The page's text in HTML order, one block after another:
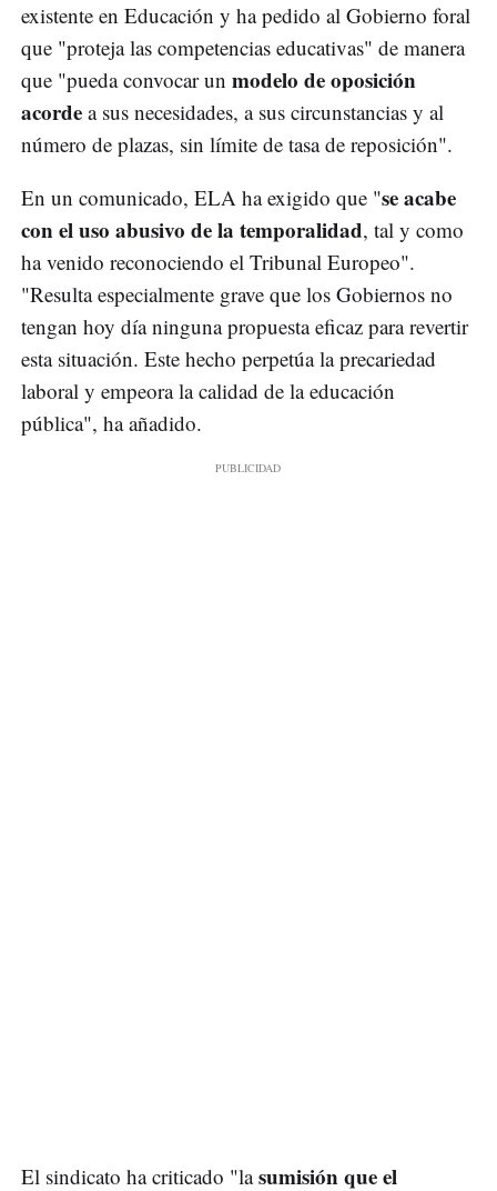
existente en Educación y ha pedido al Gobierno foral
que "proteja las competencias educativas" de manera
que "pueda convocar un modelo de oposición
acorde a sus necesidades, a sus circunstancias y al
número de plazas, sin límite de tasa de reposición".
En un comunicado, ELA ha exigido que "se acabe
con el uso abusivo de la temporalidad, tal y como
ha venido reconociendo el Tribunal Europeo".
"Resulta especialmente grave que los Gobiernos no
tengan hoy día ninguna propuesta eficaz para revertir
esta situación. Este hecho perpetúa la precariedad
laboral y empeora la calidad de la educación
pública", ha añadido.
El sindicato ha criticado "lasumisión que el